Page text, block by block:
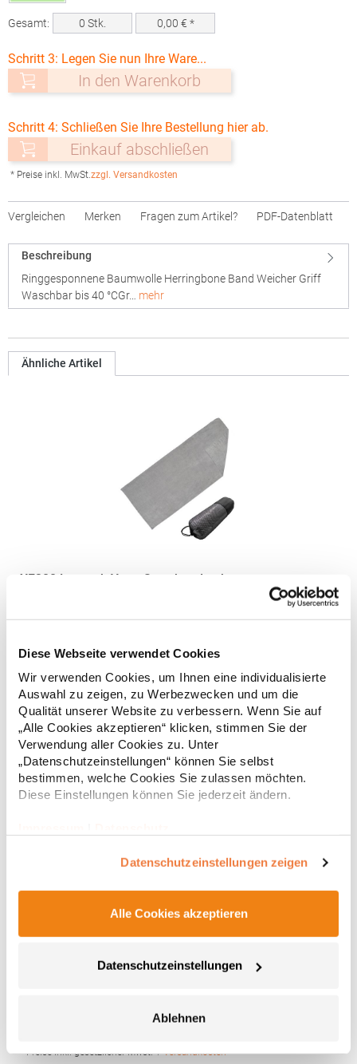
Diese Webseite verwendet Cookies
Wir verwenden Cookies, um Ihnen eine individualisierte
Auswahl zu zeigen, zu Werbezwecken und um die
Qualität unserer Website zu verbessern. Wenn Sie auf
„Alle Cookies akzeptieren“ klicken, stimmen Sie der
Verwendung aller Cookies zu. Unter
„Datenschutzeinstellungen“ können Sie selbst
bestimmen, welche Cookies Sie zulassen möchten.
Diese Einstellungen können Sie jederzeit ändern.
Datenschutzeinstellungen zeigen
Alle Cookies akzeptieren
Datenschutzeinstellungen
Ablehnen
Gesamt: 0 Stk. 0,00 € *
Schritt 3: Legen Sie nun Ihre Ware...
In den Warenkorb
Schritt 4: Schließen Sie Ihre Bestellung hier ab.
Einkauf abschließen
* Preise inkl. MwSt.zzgl. Versandkosten
Vergleichen Merken Fragen zum Artikel? PDF-Datenblatt
Beschreibung
Ringgesponnene Baumwolle Herringbone Band Weicher Griff
Waschbar bis 40 °CGr… mehr
Ähnliche Artikel
XF300 L-merch Yoga-Sporthandtuch
Microfaser/Frottee 300g/m² Unterseite mit Anti-Rutsch-Noppen
g/m²Materialzusammensetzung: 88% Polyester / 12%
PolyamidAngaben zur Produktsicherheit: Herst.-Nr.:
XF300Hersteller: printwear.eu GmbH & Co. KG Rheinlanddamm
199 44139 Dortmund Deutschland E-Mail: info@printwear.eu
19,11 € *
* Preise inkl. gesetzlicher Mwst. +Versandkosten *
TC66 Towel City Geschlossene Slipper
Geschlossener Zehenbereich Waffle-Optik Waschbar bis 40 °C
Amsterdam Niederlande E-Mail: enquiries@towelcity.co.uk
* Preise inkl. gesetzlicher Mwst. +Versandkosten *